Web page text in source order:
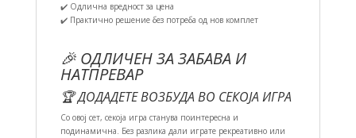
✔️ Одлична вредност за цена
✔️ Практично решение без потреба од нов комплет
🎉 ОДЛИЧЕН ЗА ЗАБАВА И
НАТПРЕВАР
🏆 ДОДАДЕТЕ ВОЗБУДА ВО СЕКОЈА ИГРА
Со овој сет, секоја игра станува поинтересна и
подинамична. Без разлика дали играте рекреативно или